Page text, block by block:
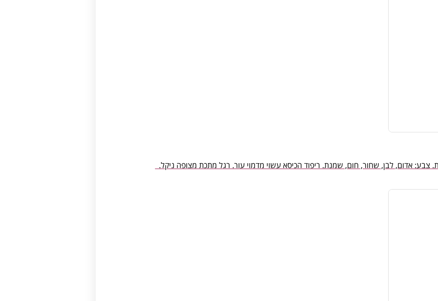
אדום, לבן, שחור, חום, שמנת. ריפוד הכיסא עשוי מדמוי עור. רגל מתכת מצופה ניקל.